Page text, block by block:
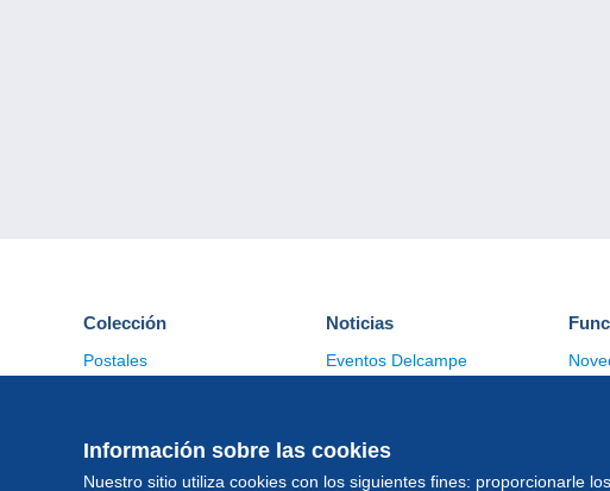
Información sobre las cookies
Nuestro sitio utiliza cookies con los siguientes fines: proporcionarle
Colección
Postales
Otras colecciones
Noticias
Eventos Delcampe